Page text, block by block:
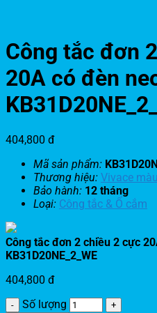
Công tắc đơn
20A có đèn
404,800 đ
Mã sản phẩm:
Thương hiệu: Vivace
Bảo hành: 12 tháng
Loại: Công tắc & Ổ cắm
Công tắc đơn 2 chiều 2 cực
KB31D20NE_2_WE
404,800 đ
Số lượng